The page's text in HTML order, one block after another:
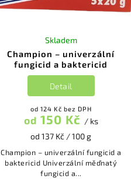
Champion – univerzální
fungicid a baktericid
Skladem
od 124 Kč bez DPH
od 150 Kč / ks
od 137 Kč / 100 g
Detail
Champion – univerzální fungicid a
baktericid Univerzální měďnatý
fungicid a...